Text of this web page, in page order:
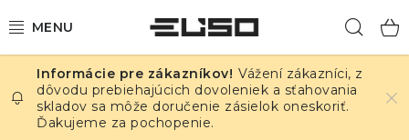
na
ELEKTRINA
TEPLOTA A VLHKOSŤ
Vážení zákazníci, z
dôvodu prebiehajúcich dovoleniek a sťahovania
skladov sa môže doručenie zásielok oneskoriť.
Ďakujeme za pochopenie.